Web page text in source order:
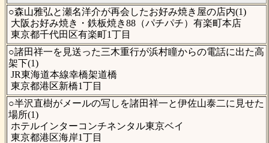
○森山雅弘と瀬名洋介が再会したお好み焼き屋の店内(1)
大阪お好み焼き・鉄板焼き88（パチパチ）有楽町本店
東京都千代田区有楽町1丁目
○諸田祥一を見送った三木重行が浜村瞳からの電話に出た高
架下(1)
JR東海道本線幸橋架道橋
東京都港区新橋1丁目
○半沢直樹がメールの写しを諸田祥一と伊佐山泰二に見せた
場所(1)
ホテルインターコンチネンタル東京ベイ
東京都港区海岸1丁目